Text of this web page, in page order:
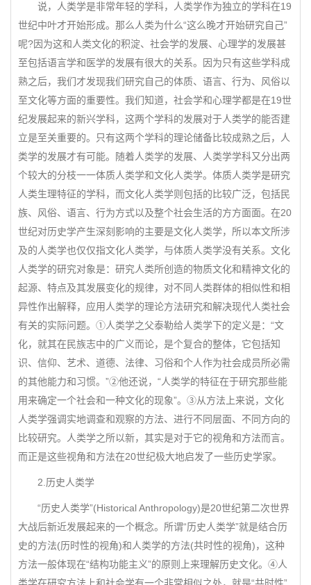
说，人类学是非常年轻的学科，人类学作为独立的学科在19
世纪中叶才开始形成。那么人类为什么“这么晚才开始研究自己”
呢?因为这和人类文化的积淀、社会学的发展、心理学的发展甚
至包括语言学和医学的发展有很大的关系。因为只有这些学科成
熟之后，我们才发现我们研究自己的体质、语言、行为、风俗以
至文化等方面的重要性。我们知道，社会学和心理学都是在19世
纪发展起来的新兴学科，这两个学科的发展对于人类学的能否建
立是至关重要的。只有这两个学科的理论储备比较成熟之后，人
类学的发展才有可能。随着人类学的发展、人类学学科又分出两
个较大的分枝一一体质人类学和文化人类学。体质人类学是研究
人类生理特征的学科，而文化人类学则包括的比较广泛，包括民
族、风俗、语言、行为方式以及整个社会生活的方方面面。在20
世纪对历史学产生深刻影响的主要是文化人类学，所以本文所涉
及的人类学也仅仅指文化人类学，与体质人类学没有关系。文化
人类学的研究对象是：研究人类所创造的物质文化和精神文化的
起源、特点及其发展变化的规律，对不同人类群体的相似性和相
异性作出解释，应用人类学的理论方法研究和解决现代人类社会
有关的实际问题。①人类学之父泰勒给人类学下的定义是：“文
化，就其在民族志中的广义而论，是个复合的整体，它包括知
识、信仰、艺术、道德、法律、习俗和个人作为社会成员所必需
的其他能力和习惯。”②他还说，“人类学的特征在于研究那些能
用来确定一个社会和一种文化的现象”。③从方法上来说，文化
人类学强调实地调查和观察的方法、进行不同层面、不同方向的
比较研究。人类学之所以新，其实是对于它的视角和方法而言。
而正是这些视角和方法在20世纪极大地启发了一些历史学家。
2.历史人类学
“历史人类学”(Historical Anthropology)是20世纪第二次世界
大战后新近发展起来的一个概念。所谓“历史人类学”就是结合历
史的方法(历时性的视角)和人类学的方法(共时性的视角)，这种
方法一般体现在“结构功能主义”的原则上来理解历史文化。④人